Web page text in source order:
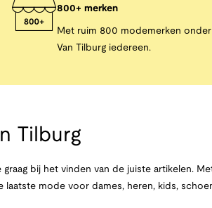
800+ merken
Met ruim 800 modemerken
Van Tilburg iedereen.
Tilburg
bij het vinden van de juiste artikelen.
laatste mode voor dames, heren, kids,